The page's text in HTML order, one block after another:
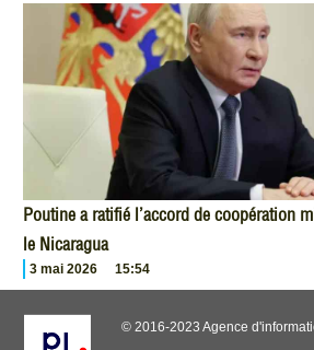
Poutine a ratifié l’accord de coopération
le Nicaragua
3 mai 2026 15:54
© 2016-2023 Agence